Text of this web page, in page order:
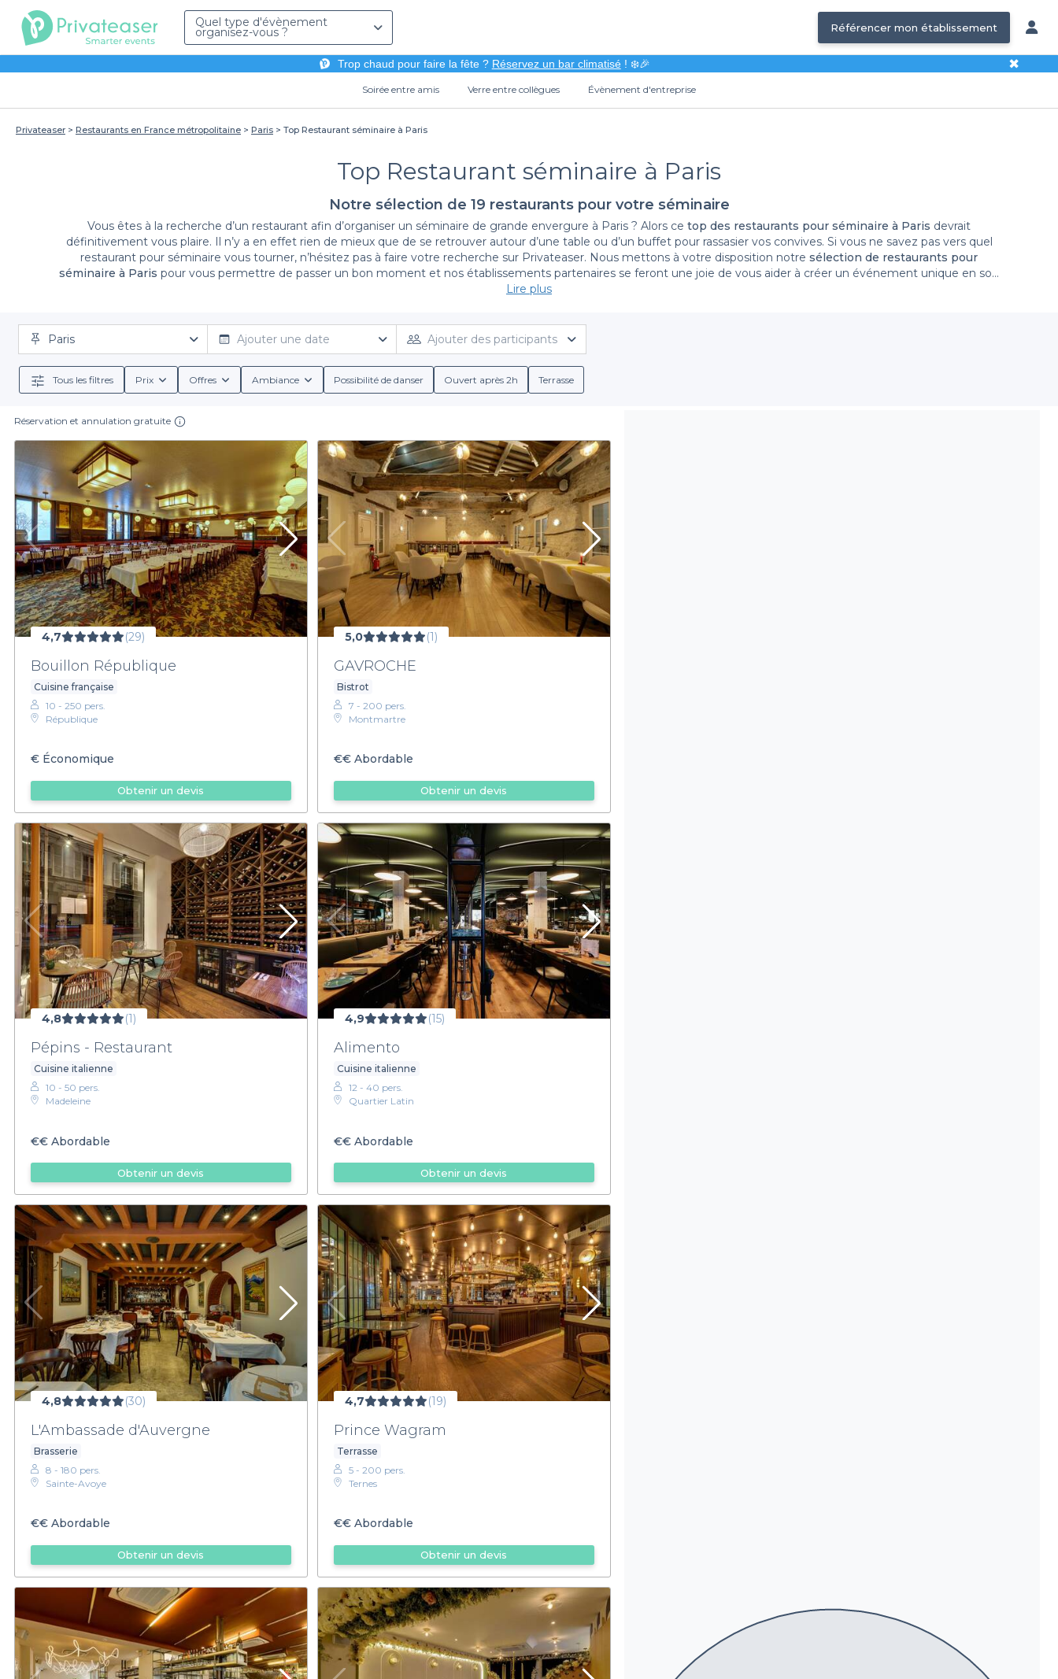
Quel type d'évènement
organisez-vous ? Référencer mon établissement
Trop chaud pour faire la fête ? Réservez un bar climatisé! ❄️🎉 ✖
Soirée entre amis Verre entre collègues Évènement d'entreprise
Privateaser Restaurants en France métropolitaine Paris Top Restaurant séminaire à Paris
Top Restaurant séminaire à Paris
Notre sélection de 19 restaurants pour votre séminaire
Vous êtes à la recherche d’un restaurant afin d’organiser un séminaire de grande envergure à Paris ? Alors ce top des restaurants pour séminaire à Paris devrait
définitivement vous plaire. Il n’y a en effet rien de mieux que de se retrouver autour d’une table ou d’un buffet pour rassasier vos convives. Si vous ne savez pas vers quel
restaurant pour séminaire vous tourner, n’hésitez pas à faire votre recherche sur Privateaser. Nous mettons à votre disposition notre sélection de restaurants pour
séminaire à Paris pour vous permettre de passer un bon moment et nos établissements partenaires se feront une joie de vous aider à créer un événement unique en son
genre. Il vous suffit de renseigner la date de votre évènement et le nombre d’invités prévus pour que nous vous trouvions un
Lire plus
Paris Ajouter une date Ajouter des participants
Tous les filtres Prix Offres Ambiance Possibilité de danser Ouvert après 2h Terrasse
Réservation et annulation gratuite
4,7 (29)
Bouillon République
Cuisine française
10 - 250 pers.
République
€ Économique
Obtenir un devis
5,0 (1)
GAVROCHE
Bistrot
7 - 200 pers.
Montmartre
€€Abordable
Obtenir un devis
4,8 (1)
Pépins - Restaurant
Cuisine italienne
10 - 50 pers.
Madeleine
€€ Abordable
Obtenir un devis
4,9 (15)
Alimento
Cuisine italienne
12 - 40 pers.
Quartier Latin
€€Abordable
Obtenir un devis
4,8 (30)
L'Ambassade d'Auvergne
Brasserie
8 - 180 pers.
Sainte-Avoye
€€ Abordable
Obtenir un devis
4,7 (19)
Prince Wagram
Terrasse
5 - 200 pers.
Ternes
€€Abordable
Obtenir un devis